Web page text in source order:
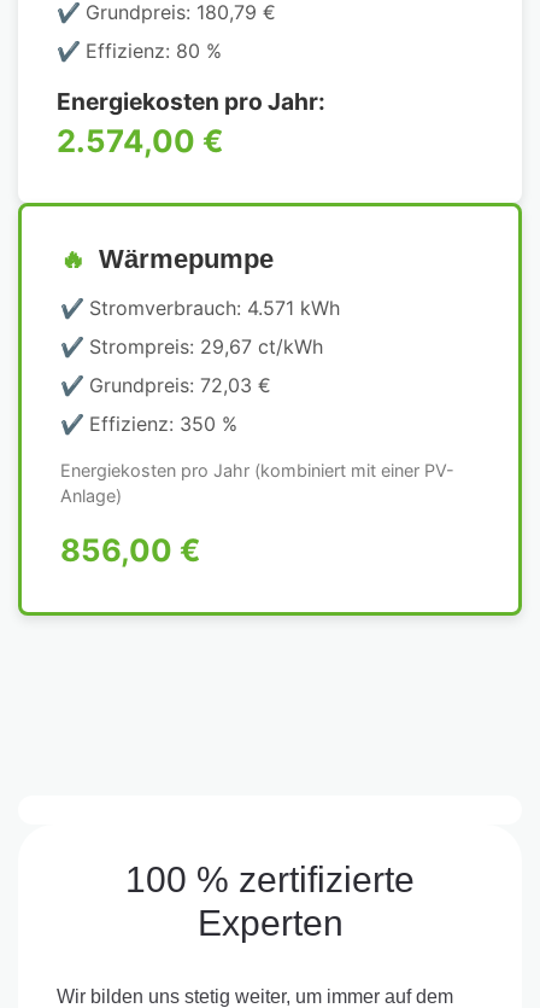
Grundpreis: 180,79 €
Effizienz: 80 %
Energiekosten pro Jahr:
2.574,00 €
Wärmepumpe
Stromverbrauch: 4.571 kWh
Strompreis: 29,67 ct/kWh
Grundpreis: 72,03 €
Effizienz: 350 %
Energiekosten pro Jahr (kombiniert mit einer PV-
Anlage)
856,00 €
100 % zertifizierte
Experten
Wir bilden uns stetig weiter, um immer auf dem